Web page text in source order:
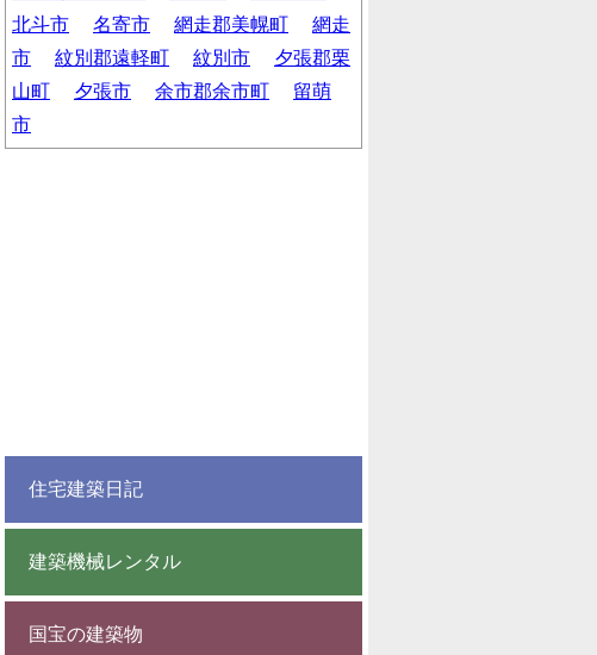
北斗市
名寄市 網走郡美幌町
網走
市
紋別郡遠軽町 紋別市
夕張郡栗
山町
夕張市 余市郡余市町
留萌
市
住宅建築日記
建築機械レンタル
国宝の建築物